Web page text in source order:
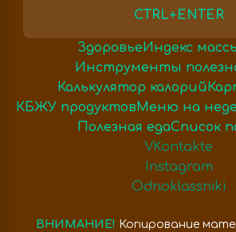
CTRL+ENTER
Здоровье Индекс
Инструменты
Калькулятор калорий
КБЖУ продуктов Меню на
Полезная едаСписок
VKontakte
Instagram
Odnoklassniki
ВНИМАНИЕ! Копирование